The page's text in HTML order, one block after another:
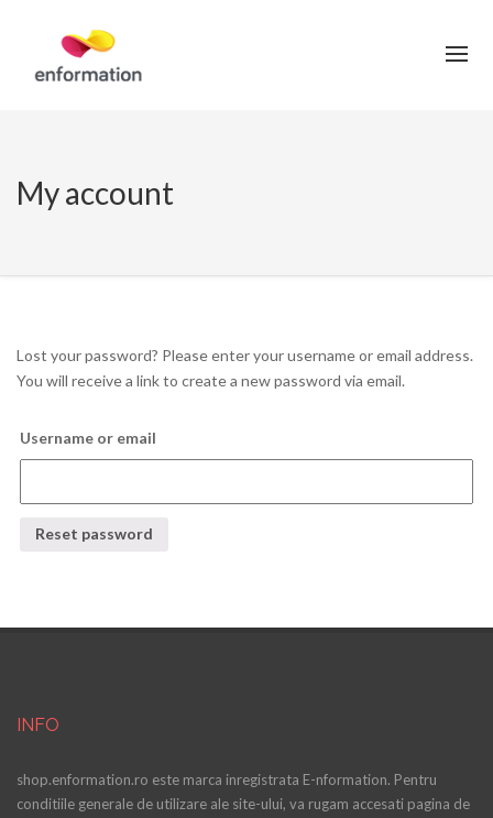
My account
Lost your password? Please enter your username or email address.
You will receive a link to create a new password via email.
Username or email
INFO
shop.enformation.ro este marca inregistrata E-nformation. Pentru
conditiile generale de utilizare ale site-ului, va rugam accesati pagina de